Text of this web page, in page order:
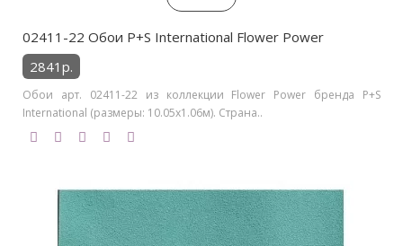
02411-22 Обои P+S International Flower Power
2841р.
Обои арт. 02411-22 из коллекции Flower Power бренда P+S
International (размеры: 10.05х1.06м). Страна..